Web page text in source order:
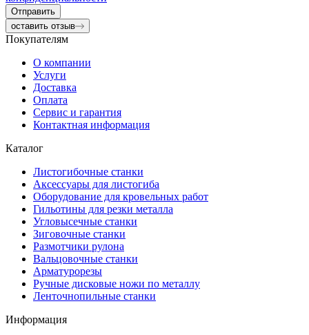
Отправить
оставить отзыв
Покупателям
О компании
Услуги
Доставка
Оплата
Сервис и гарантия
Контактная информация
Каталог
Листогибочные станки
Аксессуары для листогиба
Оборудование для кровельных работ
Гильотины для резки металла
Угловысечные станки
Зиговочные станки
Размотчики рулона
Вальцовочные станки
Арматурорезы
Ручные дисковые ножи по металлу
Ленточнопильные станки
Информация